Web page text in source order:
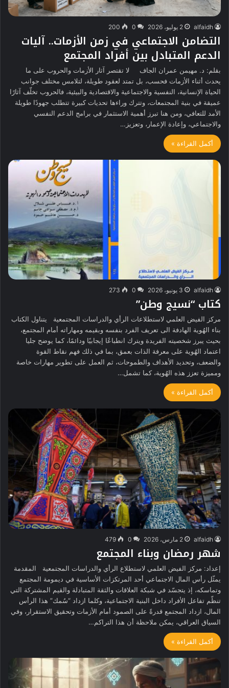
alfaidh 2 يوليو، 2026 0
200
التضامن الاجتماعي في زمن الأزمات.. آليات
الدعم المتبادل بين أفراد المجتمع
بقلم: د. مهيمن عمران الجاف لا تقتصر آثار الأزمات والحروب على ما
يحدث أثناء الأزمات فحسب، بل تمتد لعقود طويلة، لتلامس مختلف جوانب
الحياة الإنسانية، النفسية والاجتماعية والاقتصادية والبيئية، فالحروب تخلّف آثارًا
عميقة في بنية المجتمعات، وتترك وراءها تحديات كبيرة تتطلب جهودًا طويلة
الأمد للتعافي، ومن هنا تبرز أهمية الاستثمار في برامج الدعم النفسي
والاجتماعي، وإعادة الإعمار، وتعزيز…
أكمل القراءة »
alfaidh 3 يونيو، 2026 0
273
كتاب “نسيج وطن”
مركز الفيض العلمي لاستطلاعات الرأي والدراسات المجتمعية يتناول الكتاب
بناء الهُوية الهادفة الى تعريف الفرد بنفسه وبقيمه ومهاراته أمام المجتمع،
بحيث يبرز شخصيته الفريدة ويترك انطباعًا إيجابيًا ودائمًا، كما يوضح جليا
اعتماد الهُوية على معرفة الذات بعمق، بما في ذلك فهم نقاط القوة
والضعف، وتحديد الأهداف والطموحات، ثم العمل على تطوير مهارات خاصة
ومميزة تعزز هذه الهُوية، كما تشمل…
أكمل القراءة »
alfaidh 2 مارس، 2026 0
479
شهر رمضان وبناء المجتمع
إعداد: مركز الفيض العلمي لاستطلاع الرأي والدراسات المجتمعية المقدمة
يمثّل رأس المال الاجتماعي أحد المرتكزات الأساسية في ديمومة المجتمع
وتماسكه، إذ يتجسّد في شبكة العلاقات والثقة المتبادلة والقيم المشتركة التي
تنظّم تفاعل الأفراد داخل البنية الاجتماعية، وكلما ازداد “سُمك” هذا الرأس
المال، ازداد المجتمع قدرةً على الصمود أمام الأزمات وتحقيق الاستقرار، وفي
السياق العراقي، يمكن ملاحظة أن هذا التراكم…
أكمل القراءة »